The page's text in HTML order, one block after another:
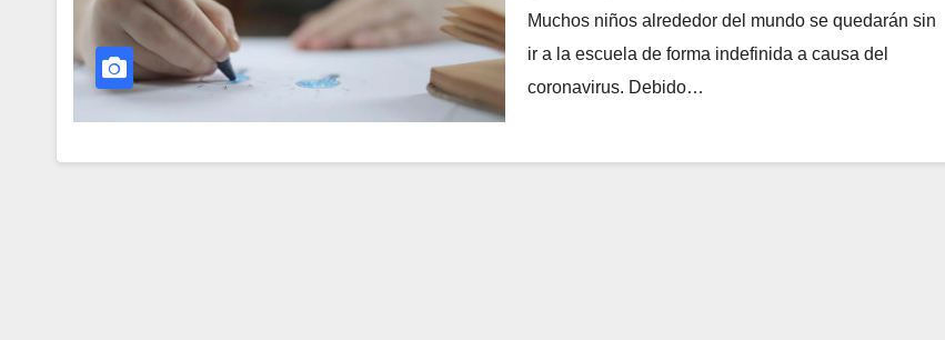
Muchos niños alrededor del mundo se quedarán sin
ir a la escuela de forma indefinida a causa del
coronavirus. Debido…